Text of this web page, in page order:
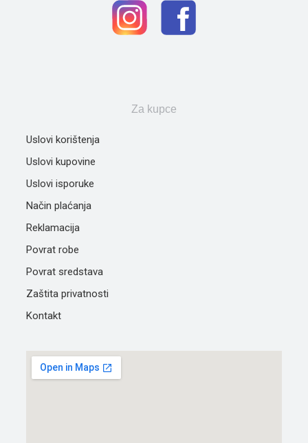
Za kupce
Uslovi korištenja
Uslovi kupovine
Uslovi isporuke
Način plaćanja
Reklamacija
Povrat robe
Povrat sredstava
Zaštita privatnosti
Kontakt